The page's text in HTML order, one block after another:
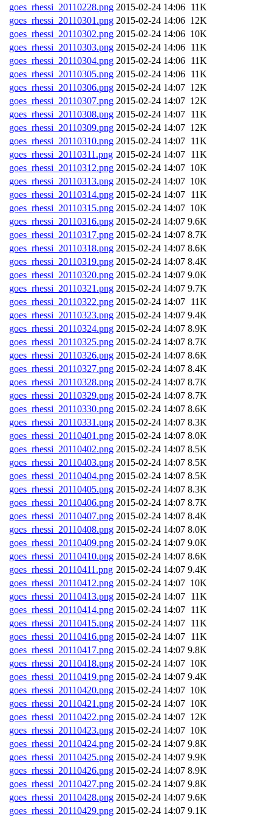
goes_rhessi_20110228.png 2015-02-24 14:06 11K
goes_rhessi_20110301.png 2015-02-24 14:06 12K
goes_rhessi_20110302.png 2015-02-24 14:06 10K
goes_rhessi_20110303.png 2015-02-24 14:06 11K
goes_rhessi_20110304.png 2015-02-24 14:06 11K
goes_rhessi_20110305.png 2015-02-24 14:06 11K
goes_rhessi_20110306.png 2015-02-24 14:07 12K
goes_rhessi_20110307.png 2015-02-24 14:07 12K
goes_rhessi_20110308.png 2015-02-24 14:07 11K
goes_rhessi_20110309.png 2015-02-24 14:07 12K
goes_rhessi_20110310.png 2015-02-24 14:07 11K
goes_rhessi_20110311.png 2015-02-24 14:07 11K
goes_rhessi_20110312.png 2015-02-24 14:07 10K
goes_rhessi_20110313.png 2015-02-24 14:07 10K
goes_rhessi_20110314.png 2015-02-24 14:07 11K
goes_rhessi_20110315.png 2015-02-24 14:07 10K
goes_rhessi_20110316.png 2015-02-24 14:07 9.6K
goes_rhessi_20110317.png 2015-02-24 14:07 8.7K
goes_rhessi_20110318.png 2015-02-24 14:07 8.6K
goes_rhessi_20110319.png 2015-02-24 14:07 8.4K
goes_rhessi_20110320.png 2015-02-24 14:07 9.0K
goes_rhessi_20110321.png 2015-02-24 14:07 9.7K
goes_rhessi_20110322.png 2015-02-24 14:07 11K
goes_rhessi_20110323.png 2015-02-24 14:07 9.4K
goes_rhessi_20110324.png 2015-02-24 14:07 8.9K
goes_rhessi_20110325.png 2015-02-24 14:07 8.7K
goes_rhessi_20110326.png 2015-02-24 14:07 8.6K
goes_rhessi_20110327.png 2015-02-24 14:07 8.4K
goes_rhessi_20110328.png 2015-02-24 14:07 8.7K
goes_rhessi_20110329.png 2015-02-24 14:07 8.7K
goes_rhessi_20110330.png 2015-02-24 14:07 8.6K
goes_rhessi_20110331.png 2015-02-24 14:07 8.3K
goes_rhessi_20110401.png 2015-02-24 14:07 8.0K
goes_rhessi_20110402.png 2015-02-24 14:07 8.5K
goes_rhessi_20110403.png 2015-02-24 14:07 8.5K
goes_rhessi_20110404.png 2015-02-24 14:07 8.5K
goes_rhessi_20110405.png 2015-02-24 14:07 8.3K
goes_rhessi_20110406.png 2015-02-24 14:07 8.7K
goes_rhessi_20110407.png 2015-02-24 14:07 8.4K
goes_rhessi_20110408.png 2015-02-24 14:07 8.0K
goes_rhessi_20110409.png 2015-02-24 14:07 9.0K
goes_rhessi_20110410.png 2015-02-24 14:07 8.6K
goes_rhessi_20110411.png 2015-02-24 14:07 9.4K
goes_rhessi_20110412.png 2015-02-24 14:07 10K
goes_rhessi_20110413.png 2015-02-24 14:07 11K
goes_rhessi_20110414.png 2015-02-24 14:07 11K
goes_rhessi_20110415.png 2015-02-24 14:07 11K
goes_rhessi_20110416.png 2015-02-24 14:07 11K
goes_rhessi_20110417.png 2015-02-24 14:07 9.8K
goes_rhessi_20110418.png 2015-02-24 14:07 10K
goes_rhessi_20110419.png 2015-02-24 14:07 9.4K
goes_rhessi_20110420.png 2015-02-24 14:07 10K
goes_rhessi_20110421.png 2015-02-24 14:07 10K
goes_rhessi_20110422.png 2015-02-24 14:07 12K
goes_rhessi_20110423.png 2015-02-24 14:07 10K
goes_rhessi_20110424.png 2015-02-24 14:07 9.8K
goes_rhessi_20110425.png 2015-02-24 14:07 9.9K
goes_rhessi_20110426.png 2015-02-24 14:07 8.9K
goes_rhessi_20110427.png 2015-02-24 14:07 9.8K
goes_rhessi_20110428.png 2015-02-24 14:07 9.6K
goes_rhessi_20110429.png 2015-02-24 14:07 9.1K